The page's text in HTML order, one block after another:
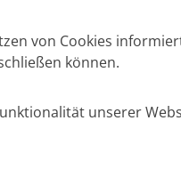
von Cookies
können.
unserer